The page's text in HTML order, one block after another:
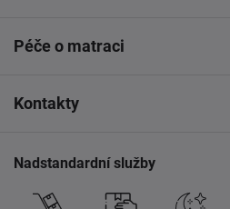
Péče o matraci
Kontakty
Nadstandardní služby